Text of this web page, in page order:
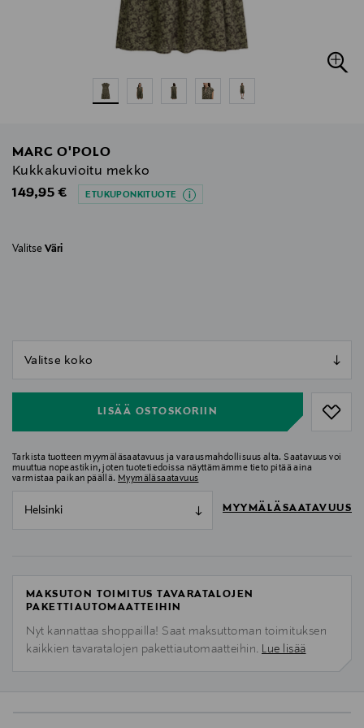
MARC O'POLO
Kukkakuvioitu mekko
Original Price
149,95 € ETUKUPONKITUOTE
Valitse Väri
LISÄÄ OSTOSKORIIN
Tarkista tuotteen myymäläsaatavuus ja varausmahdollisuus alta. Saatavuus voi
muuttua nopeastikin, joten tuotetiedoissa näyttämämme tieto pitää aina
varmistaa paikan päällä. Myymäläsaatavuus
Helsinki MYYMÄLÄSAATAVUUS
MAKSUTON TOIMITUS TAVARATALOJEN
PAKETTIAUTOMAATTEIHIN
Nyt kannattaa shoppailla! Saat maksuttoman toimituksen
kaikkien tavaratalojen pakettiautomaatteihin. Lue lisää